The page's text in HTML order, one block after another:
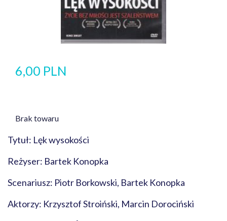
6,00 PLN
Brak towaru
Tytuł: Lęk wysokości
Reżyser: Bartek Konopka
Scenariusz: Piotr Borkowski, Bartek Konopka
Aktorzy: Krzysztof Stroiński, Marcin Dorociński